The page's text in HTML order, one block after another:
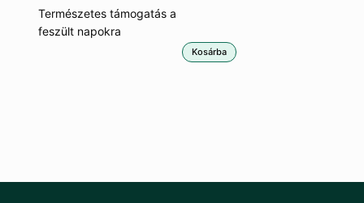
Természetes támogatás a
feszült napokra
Kosárba